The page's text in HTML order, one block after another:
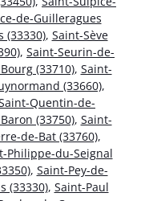
de-Guilleragues
(33330), Saint-Sève
, Saint-Seurin-de-
(33710), Saint-
(33660),
Quentin-de-
(33750), Saint-
de-Bat (33760),
Philippe-du-Seignal
, Saint-Pey-de-
(33330), Saint-Paul